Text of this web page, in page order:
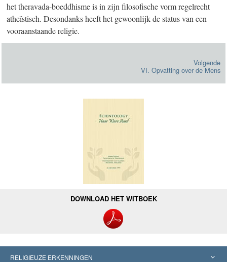
het theravada-boeddhisme is in zijn filosofische vorm regelrecht
atheïstisch. Desondanks heeft het gewoonlijk de status van een
vooraanstaande religie.
Volgende
VI. Opvatting over de Mens
DOWNLOAD HET WITBOEK
RELIGIEUZE ERKENNINGEN